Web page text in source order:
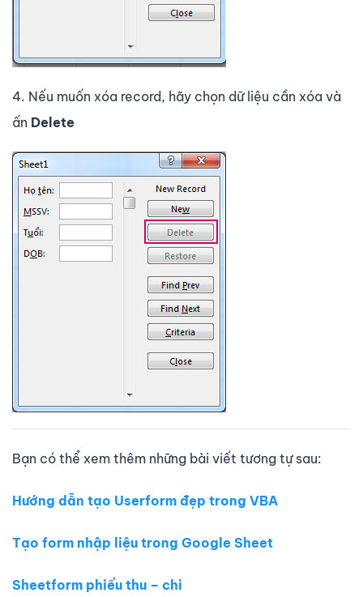
4. Nếu muốn xóa record, hãy chọn dữ liệu cần xóa và
ấn Delete
Bạn có thể xem thêm những bài viết tương tự sau:
Hướng dẫn tạo Userform đẹp trong VBA
Tạo form nhập liệu trong Google Sheet
Sheetform phiếu thu – chi